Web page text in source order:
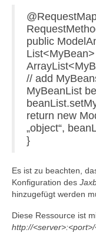
public
// add
MyBeanList
return new
„object“,
}
Es ist zu beachten,
Konfiguration des
hinzugefügt werden
Diese Ressource ist
http://